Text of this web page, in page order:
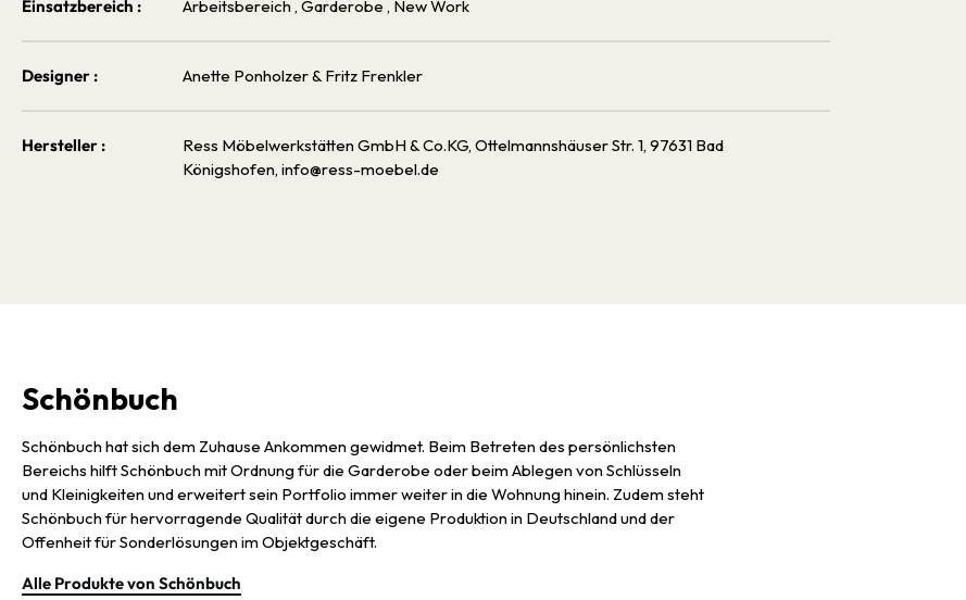
Einsatzbereich : Arbeitsbereich , Garderobe , New Work
Designer : Anette Ponholzer & Fritz Frenkler
Hersteller :
Ress Möbelwerkstätten GmbH & Co.KG, Ottelmannshäuser Str. 1, 97631 Bad
Königshofen, info@ress-moebel.de
Schönbuch
Schönbuch hat sich dem Zuhause Ankommen gewidmet. Beim Betreten des persönlichsten
Bereichs hilft Schönbuch mit Ordnung für die Garderobe oder beim Ablegen von Schlüsseln
und Kleinigkeiten und erweitert sein Portfolio immer weiter in die Wohnung hinein. Zudem steht
Schönbuch für hervorragende Qualität durch die eigene Produktion in Deutschland und der
Offenheit für Sonderlösungen im Objektgeschäft.
Alle Produkte von Schönbuch